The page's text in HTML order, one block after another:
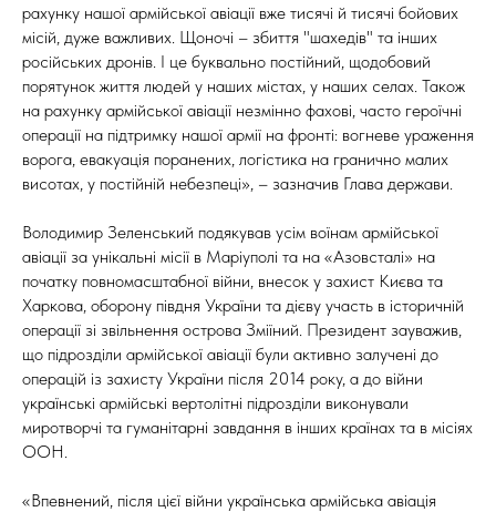
рахунку нашої армійської авіації вже тисячі й тисячі бойових
місій, дуже важливих. Щоночі – збиття "шахедів" та інших
російських дронів. І це буквально постійний, щодобовий
порятунок життя людей у наших містах, у наших селах. Також
на рахунку армійської авіації незмінно фахові, часто героїчні
операції на підтримку нашої армії на фронті: вогневе ураження
ворога, евакуація поранених, логістика на гранично малих
висотах, у постійній небезпеці», – зазначив Глава держави.
Володимир Зеленський подякував усім воїнам армійської
авіації за унікальні місії в Маріуполі та на «Азовсталі» на
початку повномасштабної війни, внесок у захист Києва та
Харкова, оборону півдня України та дієву участь в історичній
операції зі звільнення острова Зміїний. Президент зауважив,
що підрозділи армійської авіації були активно залучені до
операцій із захисту України після 2014 року, а до війни
українські армійські вертолітні підрозділи виконували
миротворчі та гуманітарні завдання в інших країнах та в місіях
ООН.
«Впевнений, після цієї війни українська армійська авіація